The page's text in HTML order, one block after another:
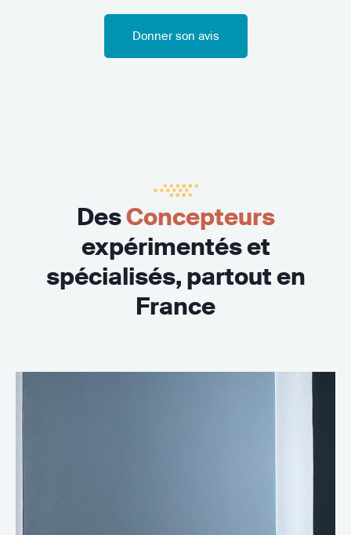
Donner son avis
DesConcepteurs
expérimentés et
spécialisés, partout en
France